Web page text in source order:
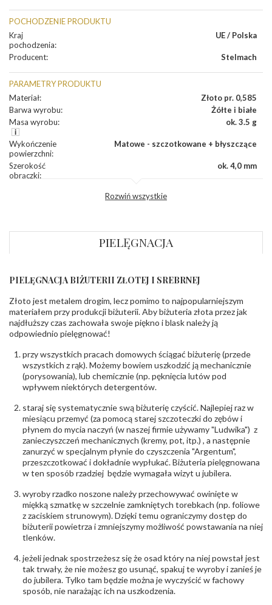
POCHODZENIE PRODUKTU
Kraj
pochodzenia:
UE / Polska
Producent: Stelmach
PARAMETRY PRODUKTU
Materiał:
Złoto pr. 0,585
Barwa wyrobu:
Żółte i białe
Masa wyrobu: ok. 3.5 g
Wykończenie
powierzchni:
Matowe - szczotkowane + błyszczące
Szerokość
obrączki:
ok. 4,0 mm
KAMIENIE
Rodzaje
kamieni:
Cyrkonia
Liczba kamieni:
Cyrkonia - 4 szt.
Szlif kamieni:
(łącznie)
INNE PARAMETRY
odpowiedzialny:
Opole; NIP 7542889545; Tel. +48 77 54 90 100;
biuro@stelmach.pl
Bezpieczeństwo
- rodzaj
ostrzeżenia:
Nie nadaje się dla dzieci w wieku poniżej 3 lat
,Elementy w wyrobie wykonane z białego złota
zawierają nikiel
Rozwiń wszystkie
PIELĘGNACJA
PIELĘGNACJA BIŻUTERII ZŁOTEJ I SREBRNEJ
Złoto jest metalem drogim, lecz pomimo to najpopularniejszym
materiałem przy produkcji biżuterii. Aby biżuteria złota przez jak
najdłuższy czas zachowała swoje piękno i blask należy ją
odpowiednio pielęgnować!
przy wszystkich pracach domowych ściągać biżuterię (przede
wszystkich z rąk). Możemy bowiem uszkodzić ją mechanicznie
(porysowania), lub chemicznie (np. pęknięcia lutów pod
wpływem niektórych detergentów.
staraj się systematycznie swą biżuterię czyścić. Najlepiej raz w
miesiącu przemyć (za pomocą starej szczoteczki do zębów i
płynem do mycia naczyń (w naszej firmie używamy "Ludwika") z
zanieczyszczeń mechanicznych (kremy, pot, itp.) , a następnie
zanurzyć w specjalnym płynie do czyszczenia "Argentum",
przeszczotkować i dokładnie wypłukać. Biżuteria pielęgnowana
w ten sposób rzadziej będzie wymagała wizyt u jubilera.
wyroby rzadko noszone należy przechowywać owinięte w
miękką szmatkę w szczelnie zamkniętych torebkach (np. foliowe
z zaciskiem strunowym). Dzięki temu ograniczymy dostęp do
biżuterii powietrza i zmniejszymy możliwość powstawania na niej
tlenków.
jeżeli jednak spostrzeżesz się że osad który na niej powstał jest
tak trwały, że nie możesz go usunąć, spakuj te wyroby i zanieś je
do jubilera. Tylko tam będzie można je wyczyścić w fachowy
sposób, nie narażając ich na uszkodzenia.